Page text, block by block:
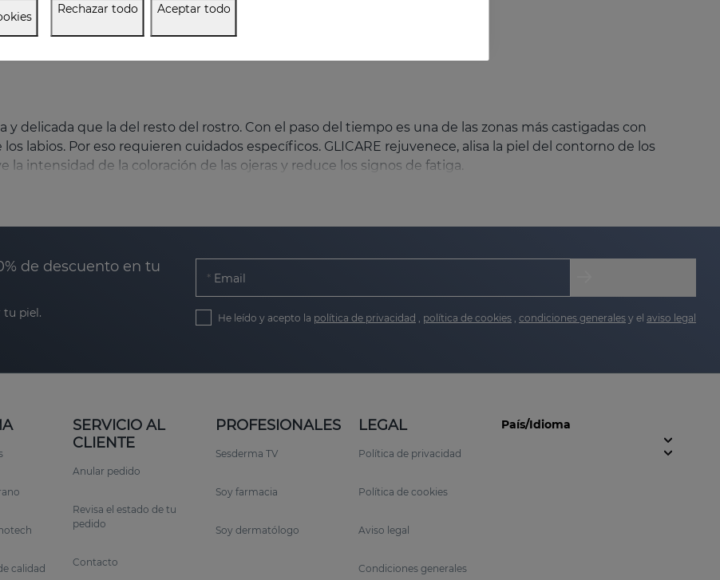
y delicada que la del resto del rostro. Con el paso del tiempo es una de las zonas más castigadas con
labios. Por eso requieren cuidados específicos. GLICARE rejuvenece, alisa la piel del contorno de los
la intensidad de la coloración de las ojeras y reduce los signos de fatiga.
de descuento en tu
tu piel.
Email
He leído y acepto la política de privacidad política de cookies condiciones generales y el aviso legal
calidad
SERVICIO AL
CLIENTE
Anular pedido
Revisa el estado de tu
pedido
Contacto
PROFESIONALES
Sesderma TV
Soy farmacia
Soy dermatólogo
LEGAL
Política de privacidad
Política de cookies
Aviso legal
Condiciones generales
País/Idioma
Rechazar todo Aceptar todo